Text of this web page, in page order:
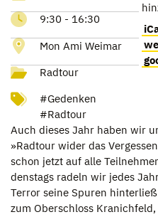
9:30 - 16:30
Mon Ami Weimar
Radtour
#Gedenken
#Radtour
Auch die­ses Jahr haben wir
»Rad­tour wider das
schon jetzt auf alle
dens­tags radeln wir jedes
Ter­ror seine Spu­ren
zum Ober­schloss